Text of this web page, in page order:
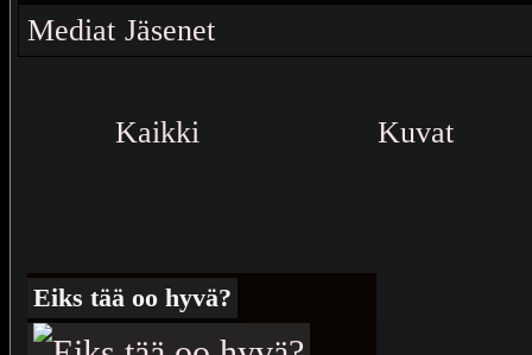
Vierailuja
Mediat Jäsenet
Kaikki Kuvat
Eiks tää oo hyvä?